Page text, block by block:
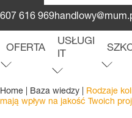
607 616 969
OFERTA
USŁUGI
IT
U
s
ł
u
g
i
I
T
r
o
z
w
i
ń
m
e
n
u S
z
k
o
l
e
n
i
a
r
o
z
w
i
ń
m
e
n
Home | Baza wiedzy | Rodzaje
mają wpływ na jakość Twoich